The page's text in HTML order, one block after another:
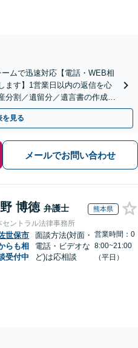
ムで迅速対応【電話・WEB相
ます】1営業日以内の返信を心
分割／遺留分／遺言書の作成・
」【休日相談あり】
を見る
メールでお問い合わせ
博徳 弁護士 熊本県
セントラル法律事務所
世保市
らも相
受付中
面談方法(対面・
電話・ビデオな
ど)は応相談
営業時間：0
8:00~21:00
（平日）